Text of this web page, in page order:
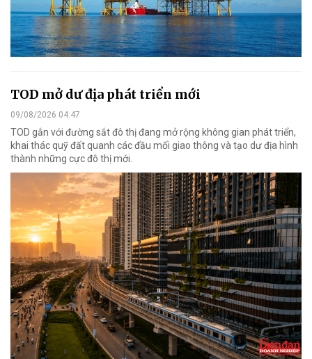
TOD mở dư địa phát triển mới
09/08/2026 04:47
TOD gắn với đường sắt đô thị đang mở rộng không gian phát triển,
khai thác quỹ đất quanh các đầu mối giao thông và tạo dư địa hình
thành những cực đô thị mới.